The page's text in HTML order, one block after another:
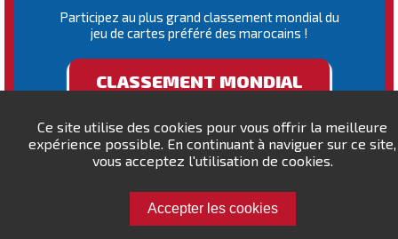
Ce site utilise des cookies pour vous offrir la meilleure
expérience possible. En continuant à naviguer sur ce site,
vous acceptez l'utilisation de cookies.
Accepter les cookies
Participez au plus grand classement mondial du
jeu de cartes préféré des marocains !
CLASSEMENT MONDIAL